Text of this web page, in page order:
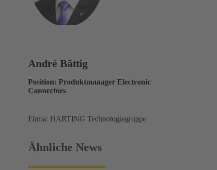
André Bättig
Position: Produktmanager Electronic
Connectors
Firma: HARTING Technologiegruppe
Ähnliche News